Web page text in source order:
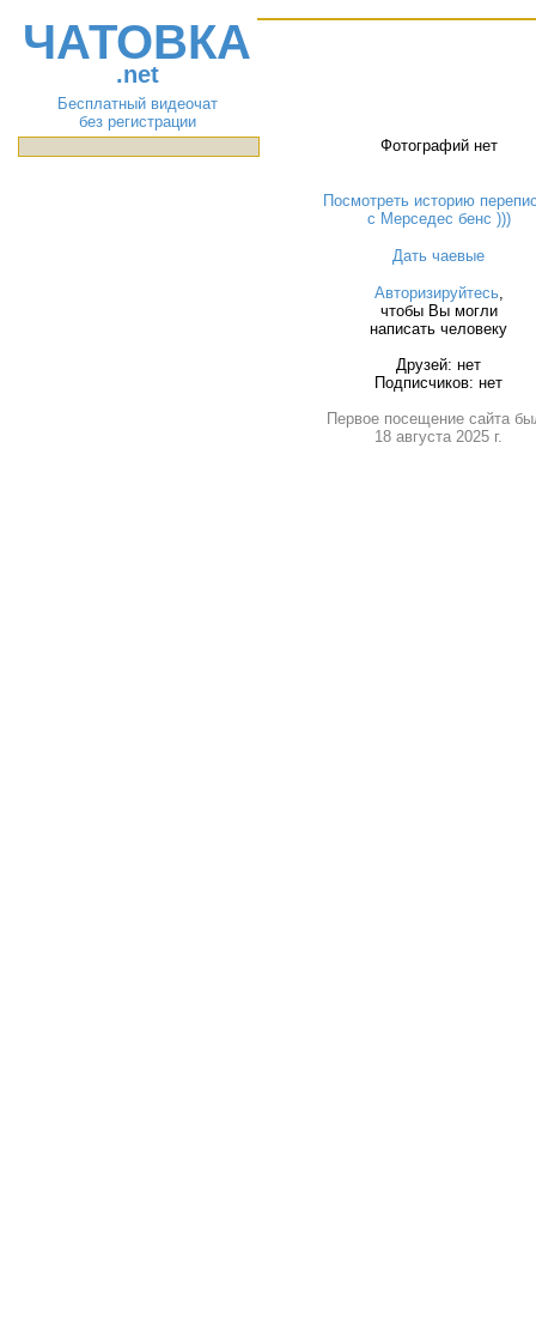
ЧАТОВКА
.net
Бесплатный видеочат
без регистрации
Фотографий нет
Посмотреть историю
с Мерседес бенс )))
Дать чаевые
Авторизируйтесь,
чтобы Вы могли
написать человеку
Друзей: нет
Подписчиков: нет
Первое посещение сайта
18 августа 2025 г.